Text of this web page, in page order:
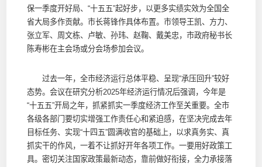
保一季度开好局、“十五五”起好步，以更多实绩实效为全国全
省大局多作贡献。市长蒋锋作具体布置。市领导王凯、方力、
张立军、周文栋、卢敏、孙玮、赵鞠、戴美忠，市政府秘书长
陈寿彬在主会场或分会场参加会议。
过去一年，全市经济运行总体平稳、呈现“承压回升”较好
态势。会议在研究分析2025年经济运行情况后强调，今年是
“十五五”开局之年，抓紧抓实一季度经济工作至关重要。全市
各级各部门要切实增强工作责任心和紧迫感，在坚决完成去年
目标任务、实现“十四五”圆满收官的基础上，以求真务实、真
抓实干的作风，一着不让抓好开年各项工作。一要用好政策工
具。密切关注国家政策最新动态，靠前做好衔接，全力承接落